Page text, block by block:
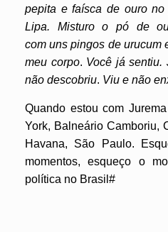
pepita e faísca de ouro
Lipa. Misturo o pó de
com uns pingos de
meu corpo. Você já sentiu.
não descobriu. Viu e não
Quando estou com
York, Balneário Camboriu,
Havana, São Paulo.
momentos, esqueço o
política no Brasil#